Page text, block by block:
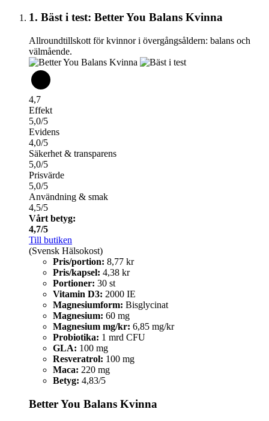
1. Bäst i test: Better You Balans Kvinna
Allroundtillskott för kvinnor i övergångsåldern: balans och
välmående.
4,7
Effekt
5,0/5
Evidens
4,0/5
Säkerhet & transparens
5,0/5
Prisvärde
5,0/5
Användning & smak
4,5/5
Vårt betyg:
4,7/5
Till butiken
(Svensk Hälsokost)
Pris/portion: 8,77 kr
Pris/kapsel: 4,38 kr
Portioner: 30 st
Vitamin D3: 2000 IE
Magnesiumform: Bisglycinat
Magnesium: 60 mg
Magnesium mg/kr: 6,85 mg/kr
Probiotika: 1 mrd CFU
GLA: 100 mg
Resveratrol: 100 mg
Maca: 220 mg
Betyg: 4,83/5
Better You Balans Kvinna